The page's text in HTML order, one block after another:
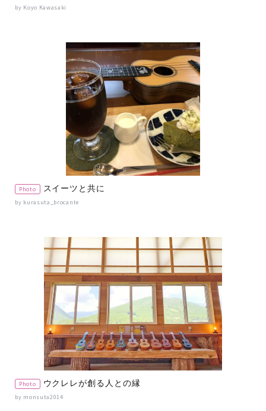
by Koyo Kawasaki
Photo スイーツと共に
by kurasuta_brocante
Photo ウクレレが創る人との縁
by monsuta2014